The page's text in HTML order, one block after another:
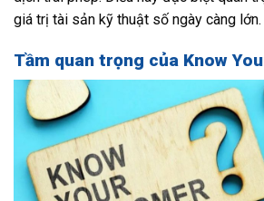
giá trị tài sản kỹ thuật số ngày càng lớn.
Tầm quan trọng của Know